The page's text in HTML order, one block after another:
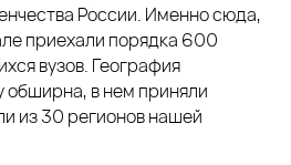
России. Именно сюда,
приехали порядка 600
вузов. География
обширна, в нем приняли
из 30 регионов нашей